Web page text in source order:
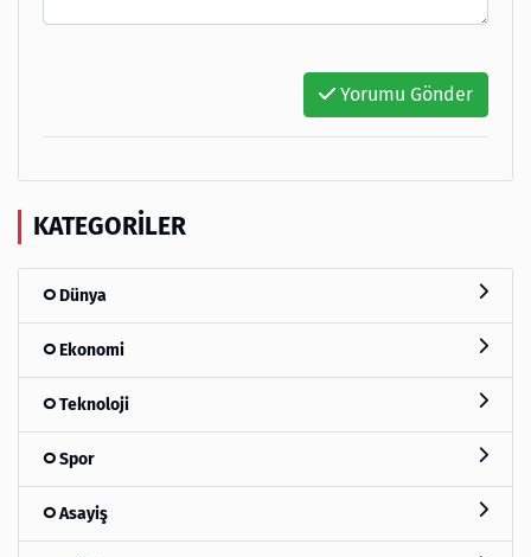
Yorumu Gönder
KATEGORILER
Dünya
Ekonomi
Teknoloji
Spor
Asayiş